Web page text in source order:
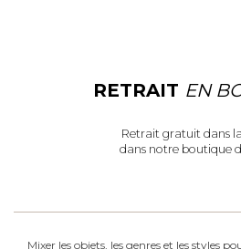
RETRAIT EN
Retrait gratuit dans
dans notre boutique
Mixer les objets, les genres et les styles